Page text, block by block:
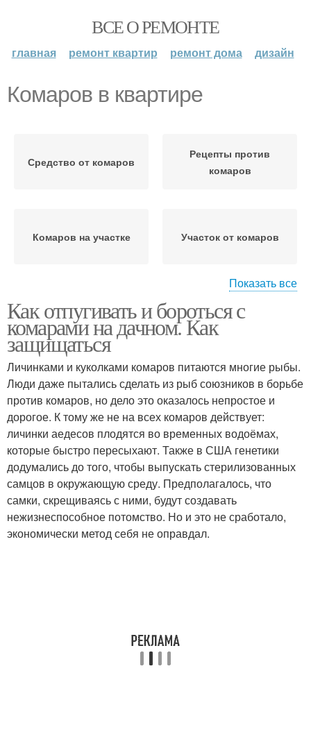
ВСЕ О РЕМОНТЕ
главная ремонт квартир ремонт дома дизайн
Комаров в квартире
Средство от комаров
Рецепты против
комаров
Комаров на участке Участок от комаров
Масла против комаров
Показать все
Как отпугивать и бороться с
комарами на дачном. Как
защищаться
Личинками и куколками комаров питаются многие рыбы.
Люди даже пытались сделать из рыб союзников в борьбе
против комаров, но дело это оказалось непростое и
дорогое. К тому же не на всех комаров действует:
личинки аедесов плодятся во временных водоёмах,
которые быстро пересыхают. Также в США генетики
додумались до того, чтобы выпускать стерилизованных
самцов в окружающую среду. Предполагалось, что
самки, скрещиваясь с ними, будут создавать
нежизнеспособное потомство. Но и это не сработало,
экономически метод себя не оправдал.